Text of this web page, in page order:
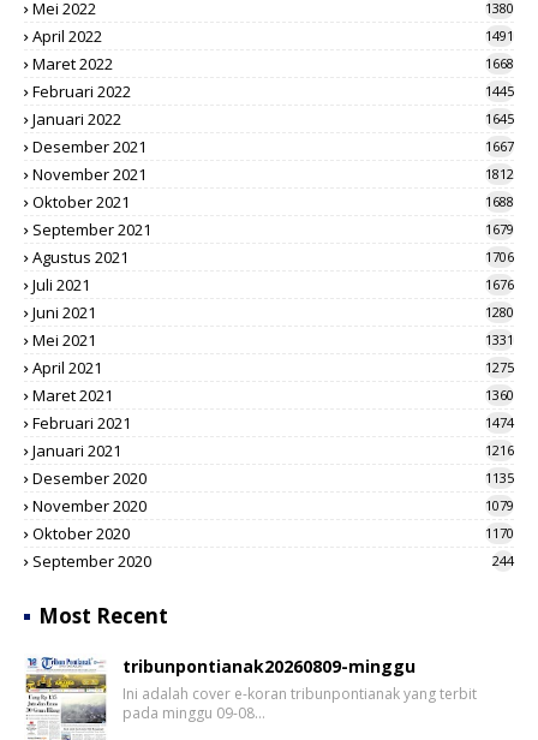
Mei 2022 1380
April 2022 1491
Maret 2022 1668
Februari 2022 1445
Januari 2022 1645
Desember 2021 1667
November 2021 1812
Oktober 2021 1688
September 2021 1679
Agustus 2021 1706
Juli 2021 1676
Juni 2021 1280
Mei 2021 1331
April 2021 1275
Maret 2021 1360
Februari 2021 1474
Januari 2021 1216
Desember 2020 1135
November 2020 1079
Oktober 2020 1170
September 2020 244
Most Recent
tribunpontianak20260809-minggu
Ini adalah cover e-koran tribunpontianak yang terbit
pada minggu 09-08…